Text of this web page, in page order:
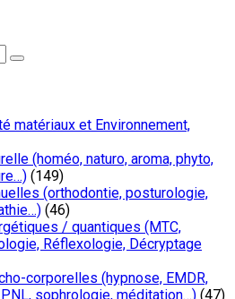
matériaux et Environnement,
(homéo, naturo, aroma, phyto,
(149)
(orthodontie, posturologie,
(46)
/ quantiques (MTC,
Réflexologie, Décryptage
corporelles (hypnose, EMDR,
sophrologie, méditation…) (47)